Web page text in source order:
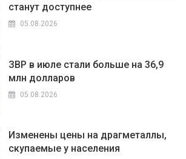
станут доступнее
05.08.2026
ЗВР в июле стали больше на 36,9
млн долларов
05.08.2026
Изменены цены на драгметаллы,
скупаемые у населения